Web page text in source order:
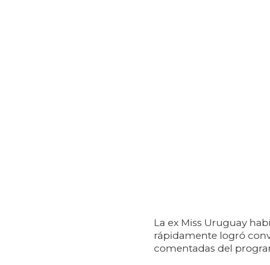
La ex Miss Uruguay
rápidamente logró
comentadas del